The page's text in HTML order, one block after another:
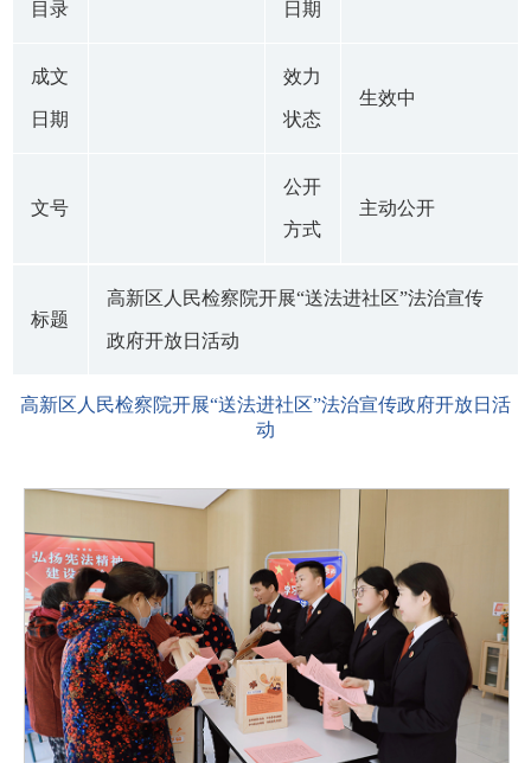
目录 日期
成文
日期
效力
状态
生效中
文号
公开
方式
主动公开
标题
高新区人民检察院开展“送法进社区”法治宣传
政府开放日活动
高新区人民检察院开展“送法进社区”法治宣传政府开放日活
动